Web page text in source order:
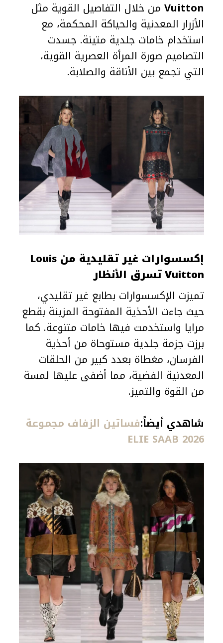
Vuitton من خلال التفاصيل القوية مثل
الأزرار المعدنية والحياكة المحكمة، مع
استخدام خامات جلدية متينة. جسدت
التصاميم صورة المرأة العصرية القوية،
التي تجمع بين الأناقة والصلابة.
إكسسوارات غير تقليدية من Louis
Vuitton تسرق الأنظار
تميزت الإكسسوارات بطابع غير تقليدي،
حيث جاءت الأحذية المفتوحة المزينة بقطع
مرايا واستخدمت فيها خامات متنوعة. كما
برزت جزمة جلدية مستوحاة من أحذية
الفرسان، مغطاة بعدد كبير من الحلقات
المعدنية الفضية، مما أضفى عليها لمسة
من القوة والتميز.
شاهدي أيضاً:فساتين الزفاف مجموعة
ELIE SAAB 2026